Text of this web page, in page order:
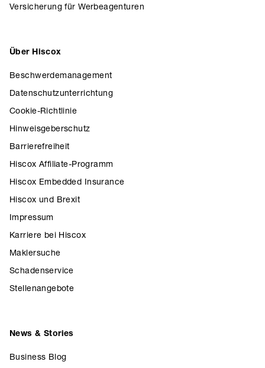
Versicherung für Werbeagenturen
Über Hiscox
Beschwerdemanagement
Datenschutzunterrichtung
Cookie-Richtlinie
Hinweisgeberschutz
Barrierefreiheit
Hiscox Affiliate-Programm
Hiscox Embedded Insurance
Hiscox und Brexit
Impressum
Karriere bei Hiscox
Maklersuche
Schadenservice
Stellenangebote
News & Stories
Business Blog